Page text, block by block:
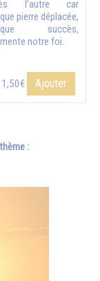
l'autre car
pierre déplacée,
succès,
notre foi.
Ajouter
: